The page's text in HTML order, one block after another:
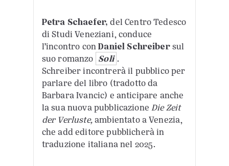
Petra Schaefer, del Centro Tedesco
di Studi Veneziani, conduce
l’incontro conDaniel Schreibersul
suo romanzo Soli .
Schreiber incontrerà il pubblico per
parlare del libro (tradotto da
Barbara Ivancic) e anticipare anche
la sua nuova pubblicazioneDie Zeit
der Verluste,ambientato a Venezia,
che add editore pubblicherà in
traduzione italiana nel 2025.